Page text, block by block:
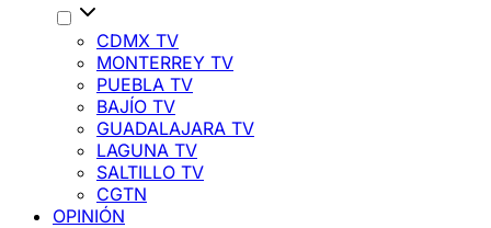
CDMX TV
MONTERREY TV
PUEBLA TV
BAJÍO TV
GUADALAJARA TV
LAGUNA TV
SALTILLO TV
CGTN
OPINIÓN